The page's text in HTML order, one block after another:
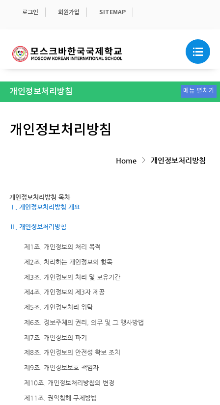
로그인 회원가입 SITEMAP
개인정보처리방침 메뉴 펼치기
개인정보처리방침
Home > 개인정보처리방침
개인정보처리방침 목차
Ⅰ. 개인정보처리방침 개요
Ⅱ. 개인정보처리방침
제1조. 개인정보의 처리 목적
제2조. 처리하는 개인정보의 항목
제3조. 개인정보의 처리 및 보유기간
제4조. 개인정보의 제3자 제공
제5조. 개인정보처리 위탁
제6조. 정보주체의 권리, 의무 및 그 행사방법
제7조. 개인정보의 파기
제8조. 개인정보의 안전성 확보 조치
제9조. 개인정보보호 책임자
제10조. 개인정보처리방침의 변경
제11조. 권익침해 구제방법